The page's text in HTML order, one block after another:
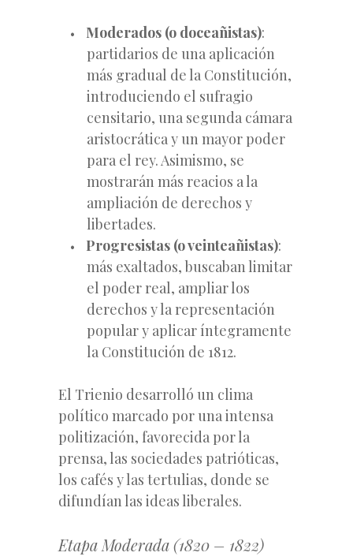
Moderados (o doceañistas):
partidarios de una aplicación
más gradual de la Constitución,
introduciendo el sufragio
censitario, una segunda cámara
aristocrática y un mayor poder
para el rey. Asimismo, se
mostrarán más reacios a la
ampliación de derechos y
libertades.
Progresistas (o veinteañistas):
más exaltados, buscaban limitar
el poder real, ampliar los
derechos y la representación
popular y aplicar íntegramente
la Constitución de 1812.
El Trienio desarrolló un clima
político marcado por una intensa
politización, favorecida por la
prensa, las sociedades patrióticas,
los cafés y las tertulias, donde se
difundían las ideas liberales.
Etapa Moderada (1820 – 1822)